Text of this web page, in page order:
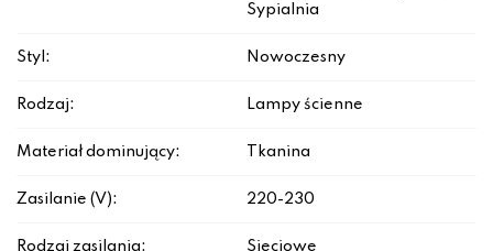
Sypialnia
Styl: Nowoczesny
Rodzaj: Lampy ścienne
Materiał dominujący: Tkanina
Zasilanie (V): 220-230
Rodzaj zasilania: Sieciowe